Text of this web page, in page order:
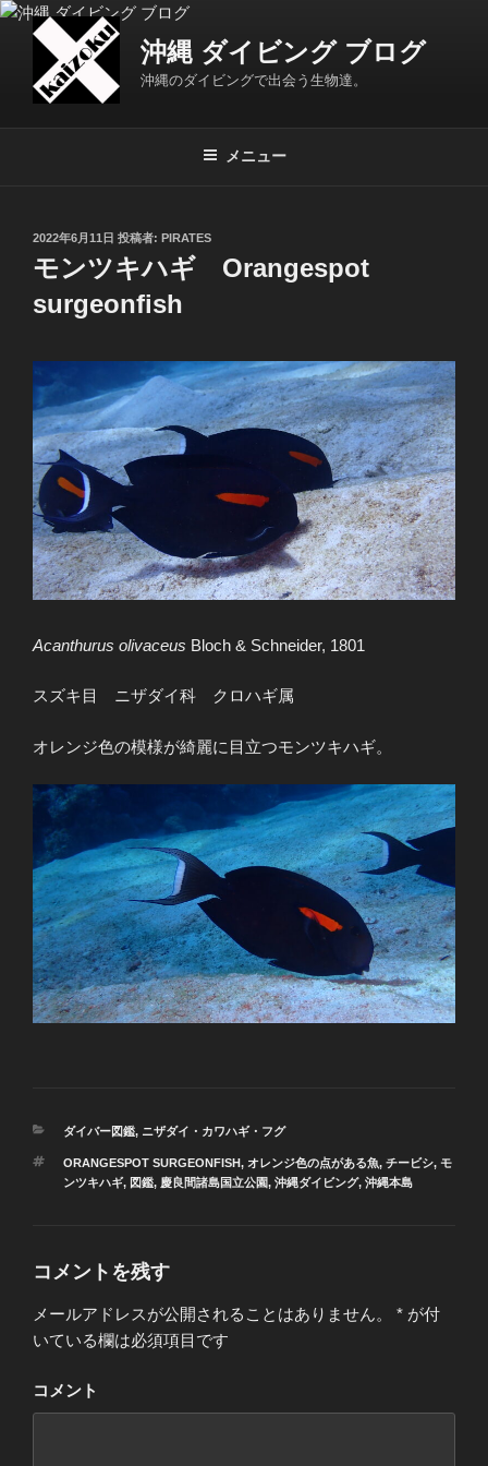
コ
沖縄 ダイビング ブログ
沖縄のダイビングで出会う生物達。
メニュー
投
稿
日:
2022年6月11日 投稿者: PIRATES
モンツキハギ Orangespot
surgeonfish
Acanthurus olivaceus Bloch & Schneider, 1801
スズキ目 ニザダイ科 クロハギ属
オレンジ色の模様が綺麗に目立つモンツキハギ。
カ
ゴ
リ
ダイバー図鑑, ニザダイ・カワハギ・フグ
タ
グ
ORANGESPOT SURGEONFISH, オレンジ色の点がある魚, チービシ, モ
ンツキハギ, 図鑑, 慶良間諸島国立公園, 沖縄ダイビング, 沖縄本島
コメントを残す
メールアドレスが公開されることはありません。 * が付
いている欄は必須項目です
コメント